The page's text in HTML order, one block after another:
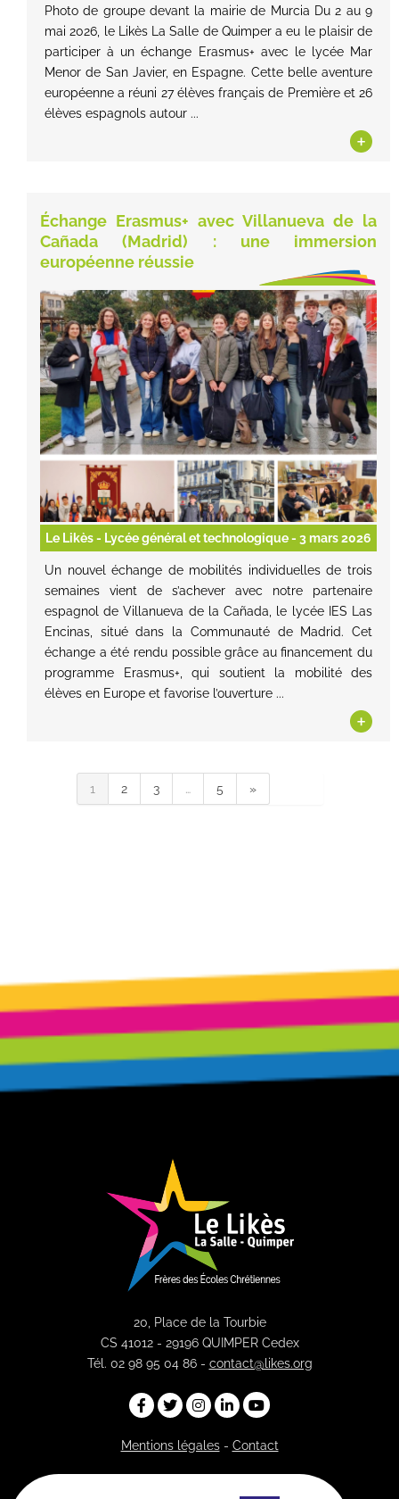
Photo de groupe devant la mairie de Murcia Du 2 au 9
mai 2026, le Likès La Salle de Quimper a eu le plaisir de
participer à un échange Erasmus+ avec le lycée Mar
Menor de San Javier, en Espagne. Cette belle aventure
européenne a réuni 27 élèves français de Première et 26
élèves espagnols autour ...
+
Échange Erasmus+ avec Villanueva de la
Cañada (Madrid) : une immersion
européenne réussie
Le Likès - Lycée général et technologique- 3 mars 2026
Un nouvel échange de mobilités individuelles de trois
semaines vient de s’achever avec notre partenaire
espagnol de Villanueva de la Cañada, le lycée IES Las
Encinas, situé dans la Communauté de Madrid. Cet
échange a été rendu possible grâce au financement du
programme Erasmus+, qui soutient la mobilité des
élèves en Europe et favorise l’ouverture ...
+
1 2 3 … 5 »
20, Place de la Tourbie
CS 41012 - 29196 QUIMPER Cedex
Tél. 02 98 95 04 86 - contact@likes.org
Mentions légales- Contact